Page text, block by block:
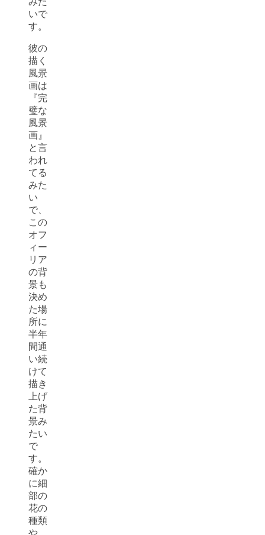
いで
す。
彼の
描く
風景
画は
『完
璧な
風景
画』
と言
われ
てる
みた
い
で、
この
オフ
ィー
リア
の背
景も
決め
た場
所に
半年
間通
い続
けて
描き
上げ
た背
景み
たい
で
す。
確か
に細
部の
花の
種類
や